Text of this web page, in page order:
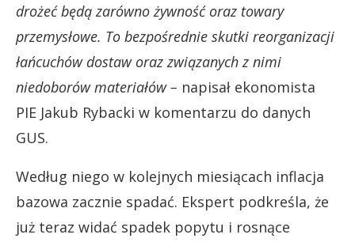
drożeć będą zarówno żywność oraz towary
przemysłowe. To bezpośrednie skutki reorganizacji
łańcuchów dostaw oraz związanych z nimi
niedoborów materiałów – napisał ekonomista
PIE Jakub Rybacki w komentarzu do danych
GUS.
Według niego w kolejnych miesiącach inflacja
bazowa zacznie spadać. Ekspert podkreśla, że
już teraz widać spadek popytu i rosnące